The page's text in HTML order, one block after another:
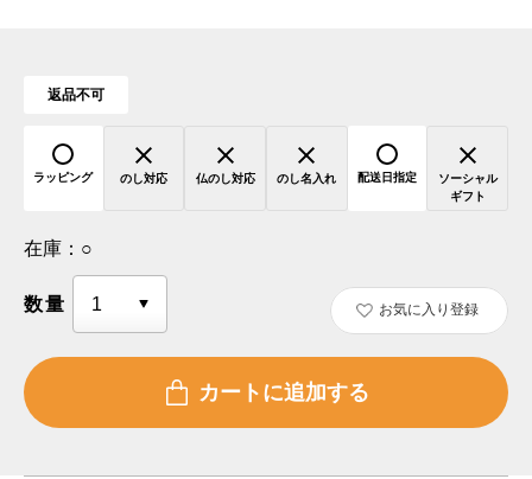
返品不可
ラッピング のし対応 仏のし対応 のし名入れ 配送日指定
ソーシャル
ギフト
在庫： ○
数量 お気に入り登録